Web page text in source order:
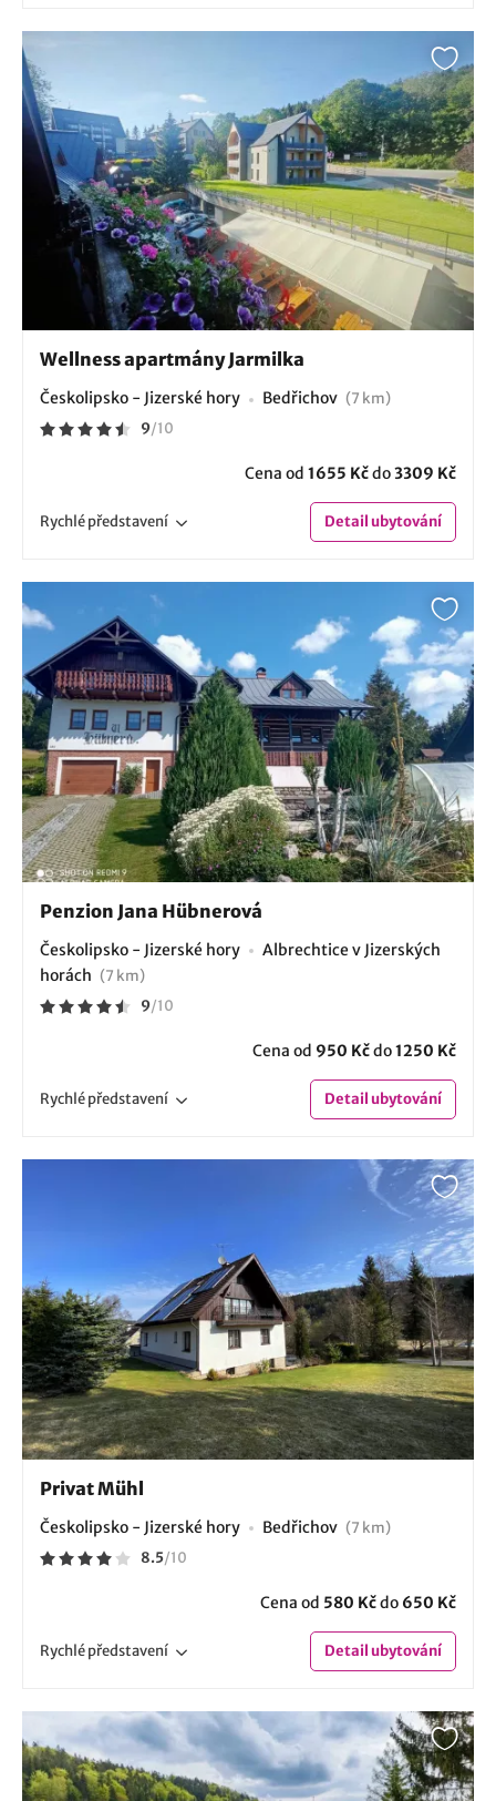
Wellness apartmány Jarmilka
Českolipsko - Jizerské hory Bedřichov (7 km)
9/10
Cena od 1655 Kčdo3309 Kč
Rychlépředstavení Detailubytování
Penzion Jana Hübnerová
Českolipsko - Jizerské hory
Albrechtice v Jizerských
horách (7 km)
9/10
Cena od 950 Kčdo1250 Kč
Rychlépředstavení Detailubytování
Privat Mühl
Českolipsko - Jizerské hory Bedřichov (7 km)
8.5/10
Cena od 580 Kčdo 650 Kč
Rychlépředstavení Detailubytování